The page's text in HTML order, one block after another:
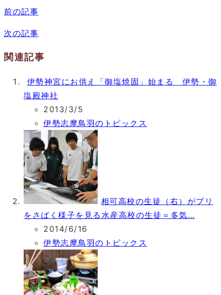
前の記事
次の記事
関連記事
伊勢神宮にお供え「御塩焼固」始まる 伊勢・御
塩殿神社
2013/3/5
伊勢志摩鳥羽のトピックス
相可高校の生徒（右）がブリ
をさばく様子を見る水産高校の生徒＝多気…
2014/6/16
伊勢志摩鳥羽のトピックス